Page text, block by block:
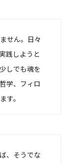
せん。日々
践しようと
しでも魂を
学、フィロ
す。
、そうでな